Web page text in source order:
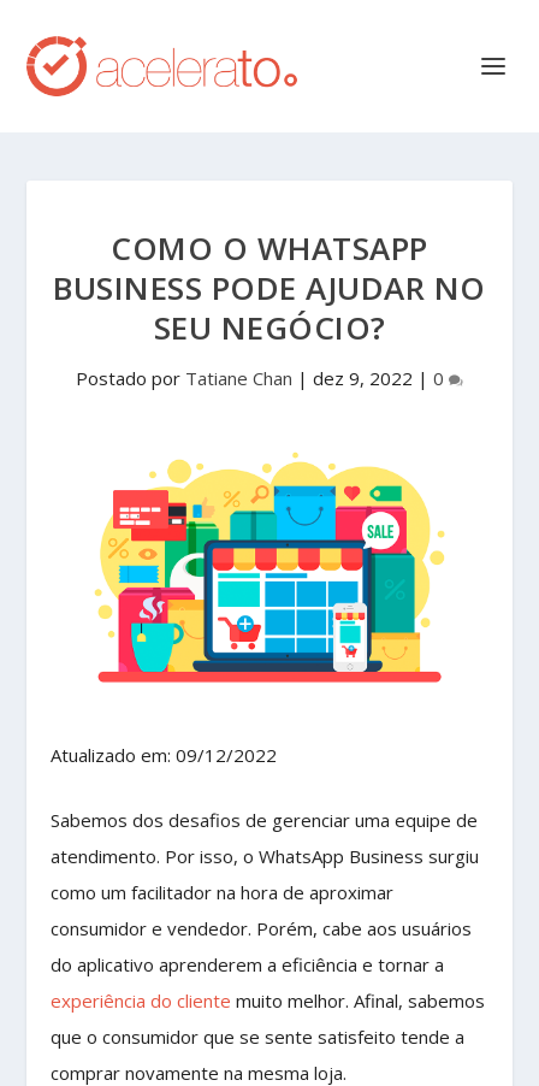
COMO O WHATSAPP
BUSINESS PODE AJUDAR NO
SEU NEGÓCIO?
Postado por Tatiane Chan | dez 9, 2022 | 0
Atualizado em: 09/12/2022
Sabemos dos desafios de gerenciar uma equipe de
atendimento. Por isso, o WhatsApp Business surgiu
como um facilitador na hora de aproximar
consumidor e vendedor. Porém, cabe aos usuários
do aplicativo aprenderem a eficiência e tornar a
experiência do cliente muito melhor. Afinal, sabemos
que o consumidor que se sente satisfeito tende a
comprar novamente na mesma loja.